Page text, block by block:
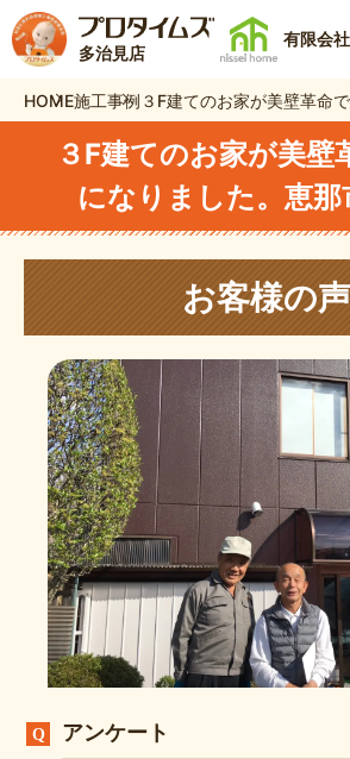
多治見店
有限会
HOME施工事例 ３F建てのお家が美壁革命
３F建てのお家が美壁
になりました。恵那
お客様の声
アンケート